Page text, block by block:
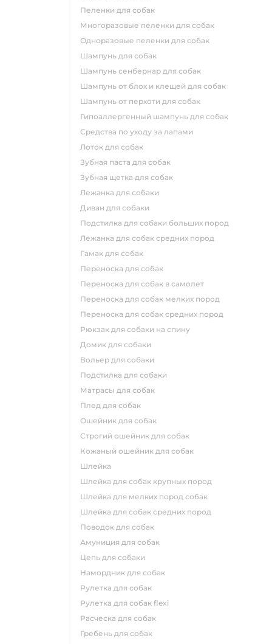
пеленки для собак
многоразовые пеленки для собак
одноразовые пеленки для собак
шампунь для собак
шампунь сенбернар для собак
шампунь от блох и клещей для собак
шампунь от перхоти для собак
гипоаллергенный шампунь для собак
средства по уходу за лапами
лоток для собак
зубная паста для собак
зубная щетка для собак
лежанка для собаки
диван для собаки
подстилка для собаки больших пород
лежанка для собак средних пород
гамак для собак
переноска для собак
переноска для собак в самолет
переноска для собак мелких пород
переноска для собак средних пород
рюкзак для собаки на спину
домик для собаки
вольер для собаки
подстилка для собаки
матрасы для собак
плед для собак
ошейник для собак
строгий ошейник для собак
кожаный ошейник для собак
шлейка
шлейка для собак крупных пород
шлейка для мелких пород собак
шлейка для собак средних пород
поводок для собак
амуниция для собак
цепь для собаки
намордник для собак
рулетка для собак
рулетка для собак flexi
расческа для собак
гребень для собак